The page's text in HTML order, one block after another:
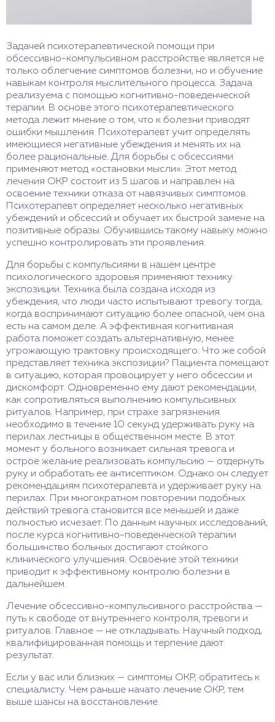
Задачей психотерапевтической помощи при
обсессивно-компульсивном расстройстве является не
только облегчение симптомов болезни, но и обучение
навыкам контроля мыслительного процесса. Задача
реализуема с помощью когнитивно-поведенческой
терапии. В основе этого психотерапевтического
метода лежит мнение о том, что к болезни приводят
ошибки мышления. Психотерапевт учит определять
имеющиеся негативные убеждения и менять их на
более рациональные. Для борьбы с обсессиями
применяют метод «остановки мысли». Этот метод
лечения ОКР состоит из 5 шагов и направлен на
освоение техники отказа от навязчивых симптомов.
Психотерапевт определяет несколько негативных
убеждений и обсессий и обучает их быстрой замене на
позитивные образы. Обучившись такому навыку можно
успешно контролировать эти проявления.
Для борьбы с компульсиями в нашем центре
психологического здоровья применяют технику
экспозиции. Техника была создана исходя из
убеждения, что люди часто испытывают тревогу тогда,
когда воспринимают ситуацию более опасной, чем она
есть на самом деле. А эффективная когнитивная
работа поможет создать альтернативную, менее
угрожающую трактовку происходящего. Что же собой
представляет техника экспозиции? Пациента помещают
в ситуацию, которая провоцирует у него обсессии и
дискомфорт. Одновременно ему дают рекомендации,
как сопротивляться выполнению компульсивных
ритуалов. Например, при страхе загрязнения
необходимо в течение 10 секунд удерживать руку на
перилах лестницы в общественном месте. В этот
момент у больного возникает сильная тревога и
острое желание реализовать компульсию — отдернуть
руку и обработать ее антисептиком. Однако он следует
рекомендациям психотерапевта и удерживает руку на
перилах. При многократном повторении подобных
действий тревога становится все меньшей и даже
полностью исчезает. По данным научных исследований,
после курса когнитивно-поведенческой терапии
большинство больных достигают стойкого
клинического улучшения. Освоение этой техники
приводит к эффективному контролю болезни в
дальнейшем.
Лечение обсессивно-компульсивного расстройства —
путь к свободе от внутреннего контроля, тревоги и
ритуалов. Главное — не откладывать. Научный подход,
квалифицированная помощь и терпение дают
результат.
Если у вас или близких — симптомы ОКР, обратитесь к
специалисту. Чем раньше начато лечение ОКР, тем
выше шансы на восстановление.